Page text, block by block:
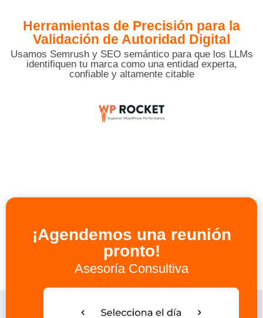
Herramientas de Precisión para la
Validación de Autoridad Digital
Usamos Semrush y SEO semántico para que los LLMs
identifiquen tu marca como una entidad experta,
confiable y altamente citable
¡Agendemos una reunión
pronto!
Asesoría Consultiva